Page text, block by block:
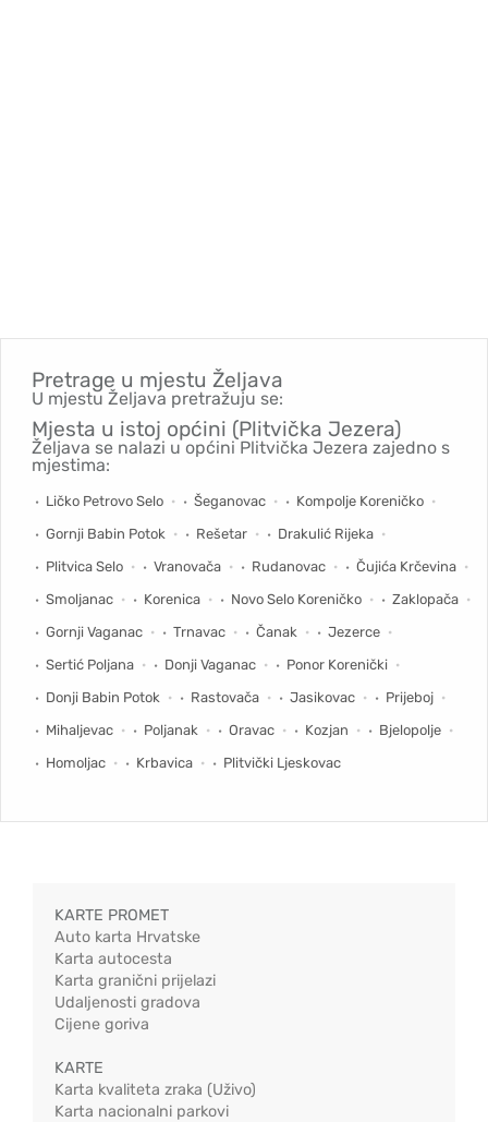
Pretrage u mjestu Željava
U mjestu Željava pretražuju se:
Mjesta u istoj općini (Plitvička Jezera)
Željava se nalazi u općini Plitvička Jezera zajedno s
mjestima:
Ličko Petrovo Selo Šeganovac
Kompolje Koreničko
Gornji Babin Potok
Rešetar
Drakulić Rijeka
Plitvica Selo
Vranovača Rudanovac
Čujića Krčevina
Smoljanac
Korenica Novo Selo Koreničko
Zaklopača
Gornji Vaganac
Trnavac Čanak
Jezerce
Sertić Poljana
Donji Vaganac
Ponor Korenički
Donji Babin Potok
Rastovača Jasikovac
Prijeboj
Mihaljevac
Poljanak Oravac Kozjan
Bjelopolje
Homoljac
Krbavica Plitvički Ljeskovac
KARTE PROMET
Auto karta Hrvatske
Karta autocesta
Karta granični prijelazi
Udaljenosti gradova
Cijene goriva
KARTE
Karta kvaliteta zraka (Uživo)
Karta nacionalni parkovi